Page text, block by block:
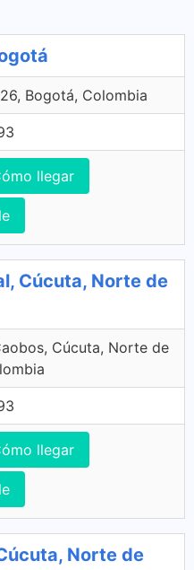
Bogotá, Colombia
llegar
Cúcuta, Norte de
Cúcuta, Norte de
llegar
Norte de